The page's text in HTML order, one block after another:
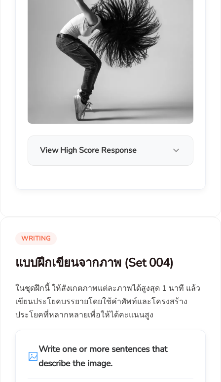
View High Score Response
WRITING
แบบฝึกเขียนจากภาพ (Set 004)
ในชุดฝึกนี้ ให้สังเกตภาพแต่ละภาพได้สูงสุด 1 นาที แล้ว
เขียนประโยคบรรยายโดยใช้คำศัพท์และโครงสร้าง
ประโยคที่หลากหลายเพื่อให้ได้คะแนนสูง
Write one or more sentences that
describe the image.